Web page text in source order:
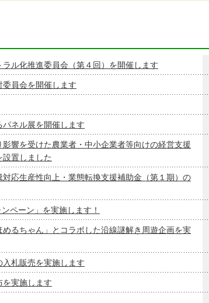
ル化推進委員会（第４回）を開催します
員会を開催します
ネル展を開催します
響を受けた農業者・中小企業者等向けの経営支援
置しました
応生産性向上・業態転換支援補助金（第１期）の
ペーン」を実施します！
るちゃん」とコラボした沿線謎解き周遊企画を実
入札販売を実施します
を実施します